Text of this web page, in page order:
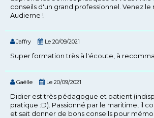
conseils d'un grand professionnel. Venez le
Audierne !
Jaffry Le 20/09/2021
Super formation très à l'écoute, à
Gaëlle Le 20/09/2021
Didier est très pédagogue et patient
pratique :D). Passionné par le maritime, il
et sait donner de bons conseils pour